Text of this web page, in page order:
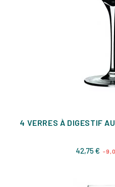
4 VERRES À DIGESTIF
42,75 € Prix
-